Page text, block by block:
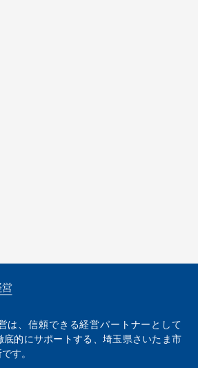
は、信頼できる経営パートナーとして
底的にサポートする、 埼玉県さいたま市
す。